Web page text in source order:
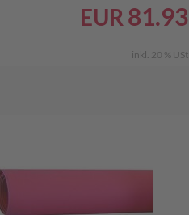
EUR 81.93
inkl. 20 % USt